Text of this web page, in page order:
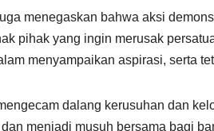
menegaskan bahwa aksi
pihak yang ingin merusak
menyampaikan aspirasi, serta
dalang kerusuhan dan
menjadi musuh bersama bagi